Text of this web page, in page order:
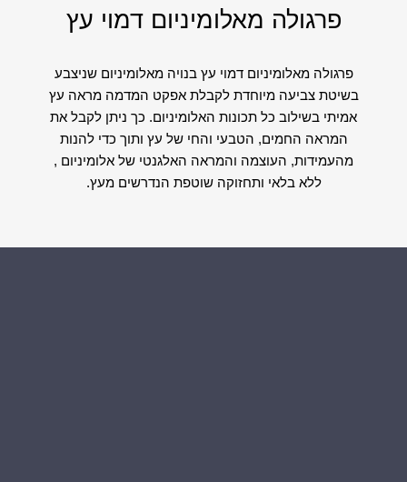
פרגולה מאלומיניום דמוי עץ
פרגולה מאלומיניום דמוי עץ בנויה מאלומיניום שניצבע
בשיטת צביעה מיוחדת לקבלת אפקט המדמה מראה עץ
אמיתי בשילוב כל תכונות האלומיניום. כך ניתן לקבל את
המראה החמים, הטבעי והחי של עץ ותוך כדי להנות
מהעמידות, העוצמה והמראה האלגנטי של אלומיניום ,
ללא בלאי ותחזוקה שוטפת הנדרשים מעץ.